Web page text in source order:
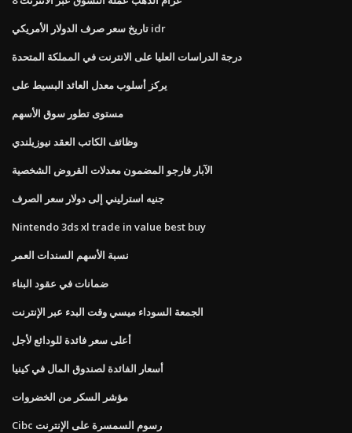
تاريخ سعر صرف الدولار الأمريكي idr
درجة الدراسات العليا على الانترنت في المملكة المتحدة
يركز أسلوب معدل العائد البسيط على
مستوى تطور سوق الأسهم
وظائف الكاتب العقد نيوزيلندي
الآبار فارجو المضمون معدلات القروض الشخصية
جنيه استرليني إلى دولار سعر الصرف
Nintendo 3ds xl trade in value best buy
نسبة الأسهم السندات العمر
ضمانات في عقود البناء
الجمعة السوداء ميسي وقت البدء عبر الإنترنت
أعلى سعر فائدة للودائع لأجل
أسعار الفائدة لصندوق المال في كينيا
مؤشر السكر من الخضروات
Cibc رسوم السمسرة على الإنترنت